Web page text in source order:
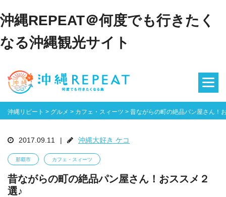
沖縄REPEAT＠何度でも行きたく
なる沖縄観光サイト
沖縄リピート > グルメ > カフェ・スィーツ > 昔ながらの町の絶品パン屋さん！
2017.09.11 | 沖縄大好き ケコ
那覇市 カフェ・スィーツ
昔ながらの町の絶品パン屋さん！おススメ２
選♪